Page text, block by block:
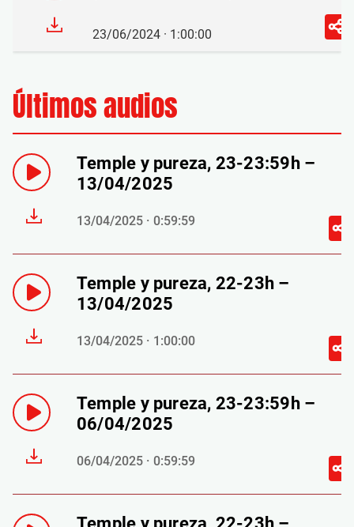
23/06/2024 · 1:00:00
Últimos audios
Temple y pureza, 23-23:59h –
13/04/2025
13/04/2025 · 0:59:59
Temple y pureza, 22-23h –
13/04/2025
13/04/2025 · 1:00:00
Temple y pureza, 23-23:59h –
06/04/2025
06/04/2025 · 0:59:59